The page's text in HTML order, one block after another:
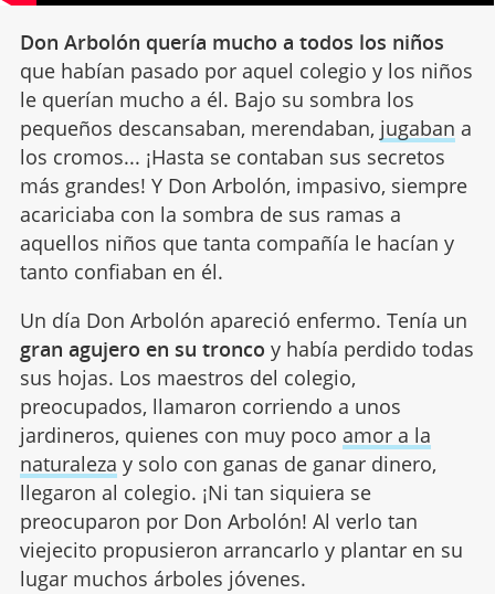
Don Arbolón quería mucho a todos los niños
que habían pasado por aquel colegio y los niños
le querían mucho a él. Bajo su sombra los
pequeños descansaban, merendaban, jugaban a
los cromos... ¡Hasta se contaban sus secretos
más grandes! Y Don Arbolón, impasivo, siempre
acariciaba con la sombra de sus ramas a
aquellos niños que tanta compañía le hacían y
tanto confiaban en él.
Un día Don Arbolón apareció enfermo. Tenía un
gran agujero en su tronco y había perdido todas
sus hojas. Los maestros del colegio,
preocupados, llamaron corriendo a unos
jardineros, quienes con muy poco amor a la
naturaleza y solo con ganas de ganar dinero,
llegaron al colegio. ¡Ni tan siquiera se
preocuparon por Don Arbolón! Al verlo tan
viejecito propusieron arrancarlo y plantar en su
lugar muchos árboles jóvenes.